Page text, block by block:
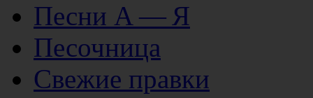
Песни А — Я
Песочница
Свежие правки